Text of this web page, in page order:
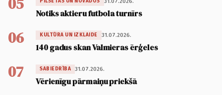
Notiks aktieru futbola turnīrs
06 KULTŪRA UN IZKLAIDE 31.07.2026.
140 gadus skan Valmieras ērģeles
07 SABIEDRĪBA 31.07.2026.
Vērienīgu pārmaiņu priekšā